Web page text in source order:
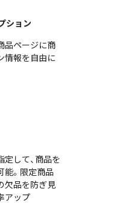
ション
品ページに商
情報を自由に
定して、商品を
能。限定商品
欠品を防ぎ見
アップ